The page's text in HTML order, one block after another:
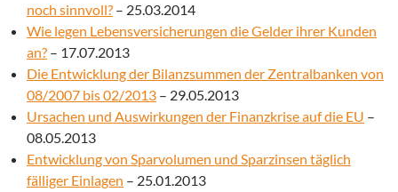
noch sinnvoll? – 25.03.2014
Wie legen Lebensversicherungen die Gelder ihrer Kunden
an? – 17.07.2013
Die Entwicklung der Bilanzsummen der Zentralbanken von
08/2007 bis 02/2013 – 29.05.2013
Ursachen und Auswirkungen der Finanzkrise auf die EU –
08.05.2013
Entwicklung von Sparvolumen und Sparzinsen täglich
fälliger Einlagen – 25.01.2013